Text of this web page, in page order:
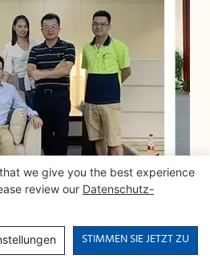
we give you the best experience
review our Datenschutz-
STIMMEN SIE JETZT ZU